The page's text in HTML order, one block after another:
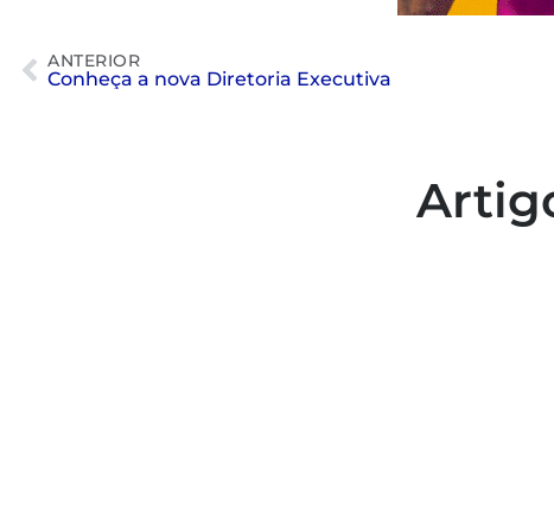
ANTERIOR
Conheça a nova Diretoria Executiva